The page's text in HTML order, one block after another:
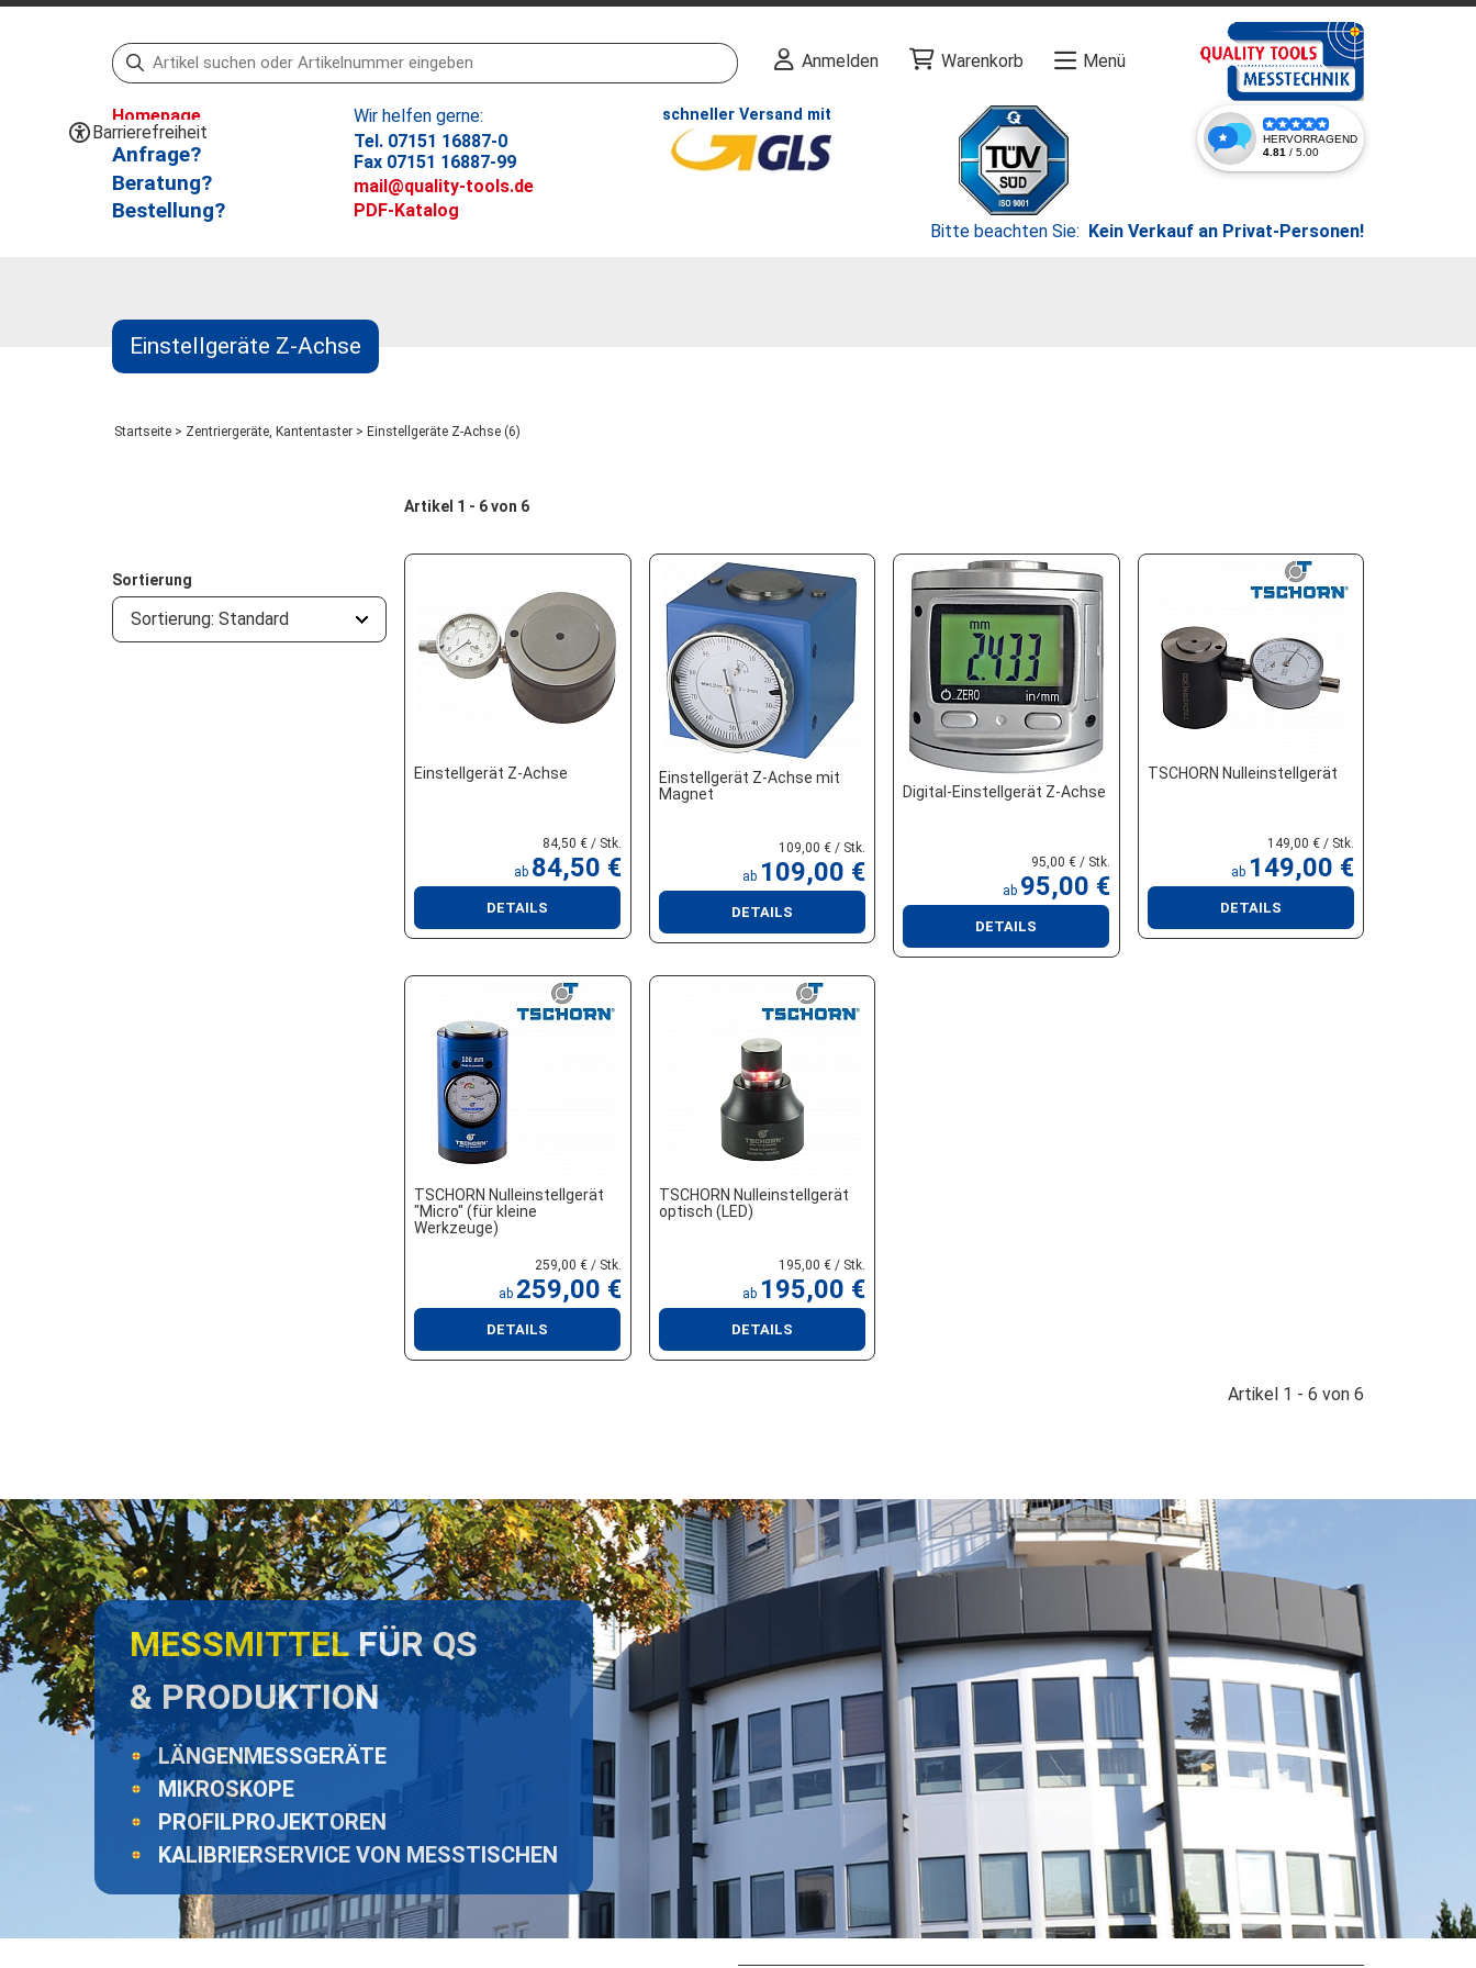
Einstellgeräte Z-Achse
Startseite > Zentriergeräte, Kantentaster > Einstellgeräte Z-Achse (6)
Sortierung
Sortierung: Standard
Artikel 1 - 6 von 6
Einstellgerät Z-Achse
84,50 € / Stk.
ab 84,50 €
DETAILS
Einstellgerät Z-Achse mit
Magnet
109,00 € / Stk.
ab 109,00 €
DETAILS
Digital-Einstellgerät Z-Achse
95,00 € / Stk.
ab 95,00 €
DETAILS
TSCHORN Nulleinstellgerät
149,00 € / Stk.
ab 149,00 €
DETAILS
TSCHORN Nulleinstellgerät
"Micro" (für kleine
Werkzeuge)
259,00 € / Stk.
ab 259,00 €
DETAILS
TSCHORN Nulleinstellgerät
optisch (LED)
195,00 € / Stk.
ab 195,00 €
DETAILS
Artikel 1 - 6 von 6
MESSMITTELFÜR QS
& PRODUKTION
LÄNGENMESSGERÄTE
MIKROSKOPE
PROFILPROJEKTOREN
KALIBRIERSERVICE VON MESSTISCHEN
Barrierefreiheit
Anmelden Warenkorb Menü
Homepage
Anfrage?
Beratung?
Bestellung?
Wir helfen gerne:
Tel. 07151 16887-0
Fax 07151 16887-99
mail@quality-tools.de
PDF-Katalog
schneller Versand mit
Bitte beachten Sie: Kein Verkauf an Privat-Personen!